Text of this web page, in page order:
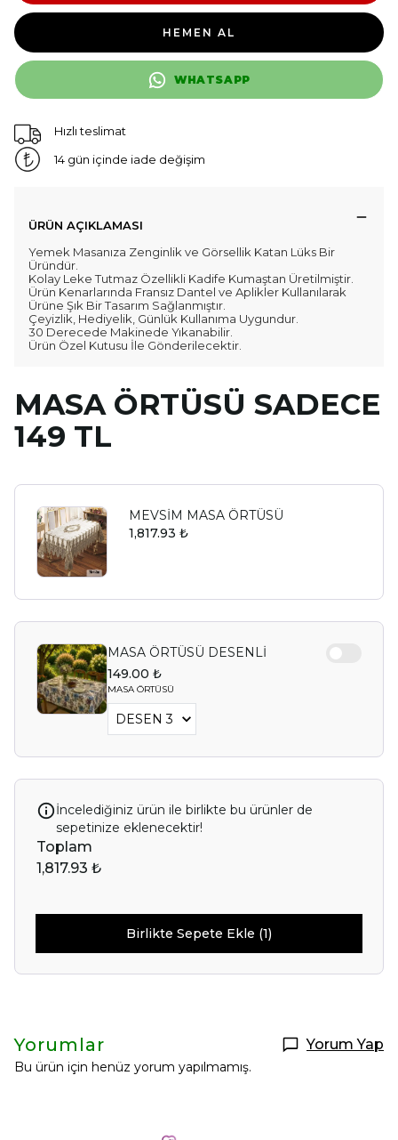
HEMEN AL
WHATSAPP
Hızlı teslimat
14 gün içinde iade değişim
ÜRÜN AÇIKLAMASI
Yemek Masanıza Zenginlik ve Görsellik Katan Lüks Bir
Üründür.
Kolay Leke Tutmaz Özellikli Kadife Kumaştan Üretilmiştir.
Ürün Kenarlarında Fransız Dantel ve Aplikler Kullanılarak
Ürüne Şık Bir Tasarım Sağlanmıştır.
Çeyizlik, Hediyelik, Günlük Kullanıma Uygundur.
30 Derecede Makinede Yıkanabilir.
Ürün Özel Kutusu İle Gönderilecektir.
MASA ÖRTÜSÜ SADECE
149 TL
MEVSİM MASA ÖRTÜSÜ
1,817.93 ₺
MASA ÖRTÜSÜ DESENLİ
149.00 ₺
MASA ÖRTÜSÜ
İncelediğiniz ürün ile birlikte bu ürünler de
sepetinize eklenecektir!
Toplam
1,817.93 ₺
Birlikte Sepete Ekle (1)
Yorumlar Yorum Yap
Bu ürün için henüz yorum yapılmamış.